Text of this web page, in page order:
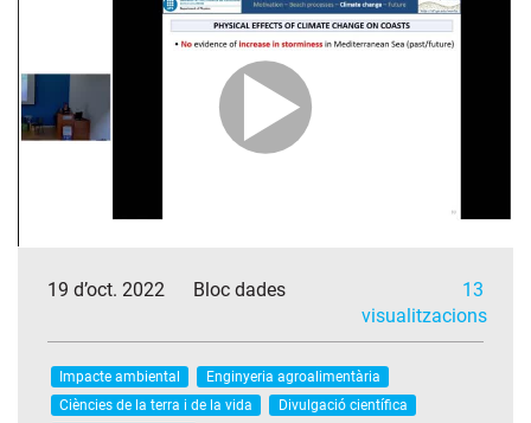
19 d’oct. 2022 Bloc dades
13
visualitzacions
Impacte ambiental
Enginyeria agroalimentària
Ciències de la terra i de la vida
Divulgació científica